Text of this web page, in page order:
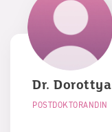
Dr. Dorottya
POSTDOKTORANDIN